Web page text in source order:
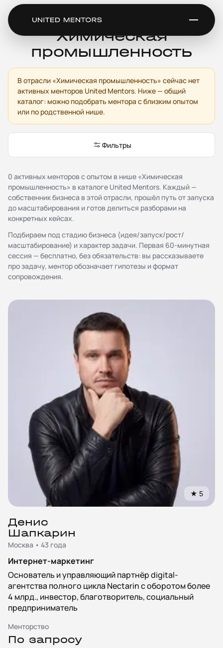
Ментор для
Химическая
промышленность
В отрасли «Химическая промышленность» сейчас нет
активных менторов United Mentors. Ниже — общий
каталог: можно подобрать ментора с близким опытом
или по родственной нише.
Фильтры
0 активных менторов с опытом в нише «Химическая
промышленность» в каталоге United Mentors. Каждый —
собственник бизнеса в этой отрасли, прошёл путь от запуска
до масштабирования и готов делиться разборами на
конкретных кейсах.
Подбираем под стадию бизнеса (идея/запуск/рост/
масштабирование) и характер задачи. Первая 60-минутная
сессия — бесплатно, без обязательств: вы рассказываете
про задачу, ментор обозначает гипотезы и формат
сопровождения.
★ 5
Денис
Шапкарин
Москва • 43 года
Интернет-маркетинг
Основатель и управляющий партнёр digital-
агентства полного цикла Nectarin с оборотом более
4 млрд., инвестор, благотворитель, социальный
предприниматель
Менторство
По запросу
Сервис
Каталог менторов
Как это работает
Отзывы
Стать ментором
Благотворительность
Журнал
Документы
Публичная оферта
Соглашение о конфиденциальности (NDA)
Политика конфиденциальности и обработки
персональных данных
Согласие на обработку персональных данных
Правила работы